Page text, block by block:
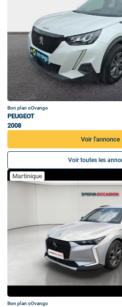
Bon plan oOvango
PEUGEOT
2008
Voir l'annonce
Voir toutes les
Martinique
Bon plan oOvango